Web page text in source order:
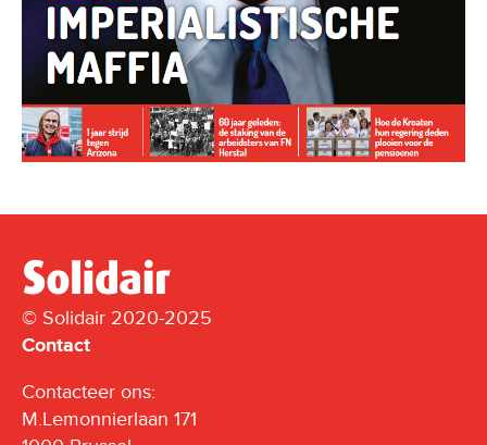
© Solidair 2020-2025
Contact
Contacteer ons:
M.Lemonnierlaan 171